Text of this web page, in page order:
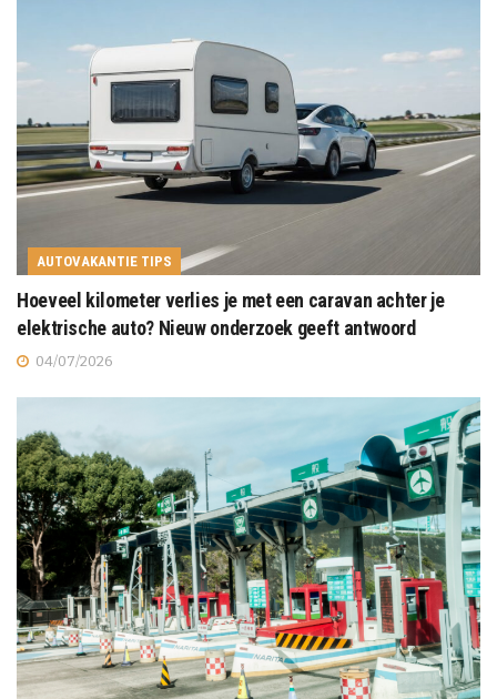
AUTOVAKANTIE TIPS
Hoeveel kilometer verlies je met een caravan achter je
elektrische auto? Nieuw onderzoek geeft antwoord
04/07/2026